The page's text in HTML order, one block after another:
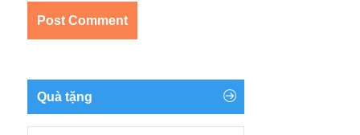
Quà tặng